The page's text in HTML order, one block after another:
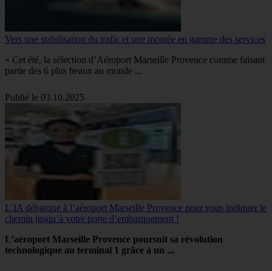
Vers une stabilisation du trafic et une montée en gamme des services
« Cet été, la sélection d’Aéroport Marseille Provence comme faisant
partie des 6 plus beaux au monde ...
Publié le 03.10.2025
L’IA débarque à l’aéroport Marseille Provence pour vous indiquer le
chemin jusqu’à votre porte d’embarquement !
L’aéroport Marseille Provence poursuit sa révolution
technologique au terminal 1 grâce à un ...